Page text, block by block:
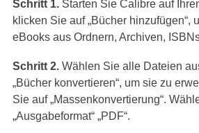
Schritt 1.Starten Sie Calibre auf
klicken Sie auf „Bücher hinzufügen“,
eBooks aus Ordnern, Archiven,
Schritt 2.Wählen Sie alle Dateien
„Bücher konvertieren“, um sie zu
Sie auf „Massenkonvertierung“.
„Ausgabeformat“ „PDF“.